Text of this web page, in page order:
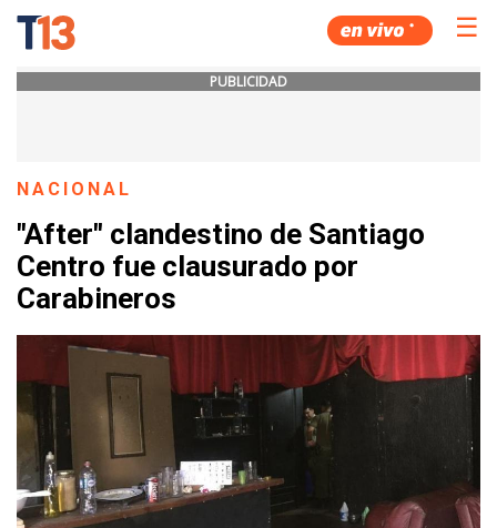
☰
PUBLICIDAD
NACIONAL
"After" clandestino de Santiago
Centro fue clausurado por
Carabineros